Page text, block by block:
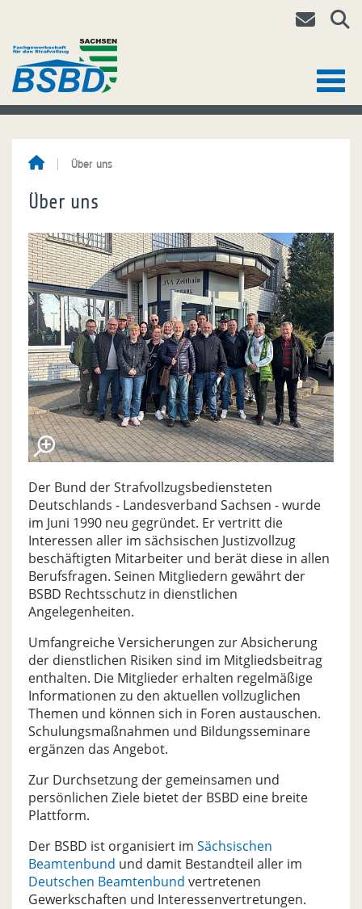
Über uns
Über uns
Der Bund der Strafvollzugsbediensteten
Deutschlands - Landesverband Sachsen - wurde
im Juni 1990 neu gegründet. Er vertritt die
Interessen aller im sächsischen Justizvollzug
beschäftigten Mitarbeiter und berät diese in allen
Berufsfragen. Seinen Mitgliedern gewährt der
BSBD Rechtsschutz in dienstlichen
Angelegenheiten.
Umfangreiche Versicherungen zur Absicherung
der dienstlichen Risiken sind im Mitgliedsbeitrag
enthalten. Die Mitglieder erhalten regelmäßige
Informationen zu den aktuellen vollzuglichen
Themen und können sich in Foren austauschen.
Schulungsmaßnahmen und Bildungsseminare
ergänzen das Angebot.
Zur Durchsetzung der gemeinsamen und
persönlichen Ziele bietet der BSBD eine breite
Plattform.
Der BSBD ist organisiert im Sächsischen
Beamtenbund und damit Bestandteil aller im
Deutschen Beamtenbund vertretenen
Gewerkschaften und Interessenvertretungen.